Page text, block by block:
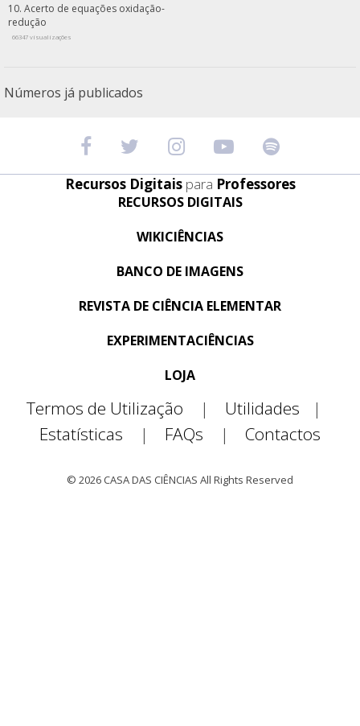
Acerto de equações oxidação-
redução
66347 visualizações
Números já publicados
Recursos Digitais para Professores
RECURSOS DIGITAIS
WIKICIÊNCIAS
BANCO DE IMAGENS
REVISTA DE CIÊNCIA ELEMENTAR
EXPERIMENTACIÊNCIAS
LOJA
Termos de Utilização | Utilidades
|
Estatísticas
| FAQs | Contactos
© 2026 CASA DAS CIÊNCIAS All Rights Reserved